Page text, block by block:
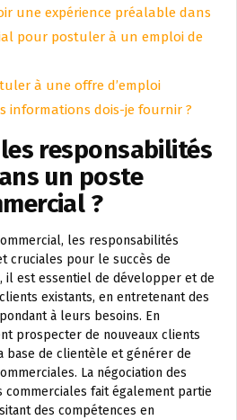
une expérience préalable dans
pour postuler à un emploi de
à une offre d’emploi
informations dois-je fournir ?
responsabilités
un poste
?
les responsabilités
cruciales pour le succès de
il est essentiel de développer et de
existants, en entretenant des
à leurs besoins. En
prospecter de nouveaux clients
base de clientèle et générer de
La négociation des
commerciales fait également partie
des compétences en